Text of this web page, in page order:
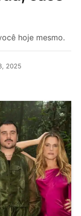
hoje mesmo.
2025